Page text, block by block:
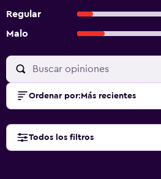
Regular
Malo
Ordenar por: Más recientes
Todos los filtros